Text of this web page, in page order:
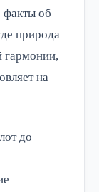
факты об
природа
гармонии,
на
до